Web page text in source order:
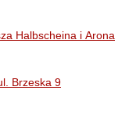
Halbscheina i Arona
Brzeska 9